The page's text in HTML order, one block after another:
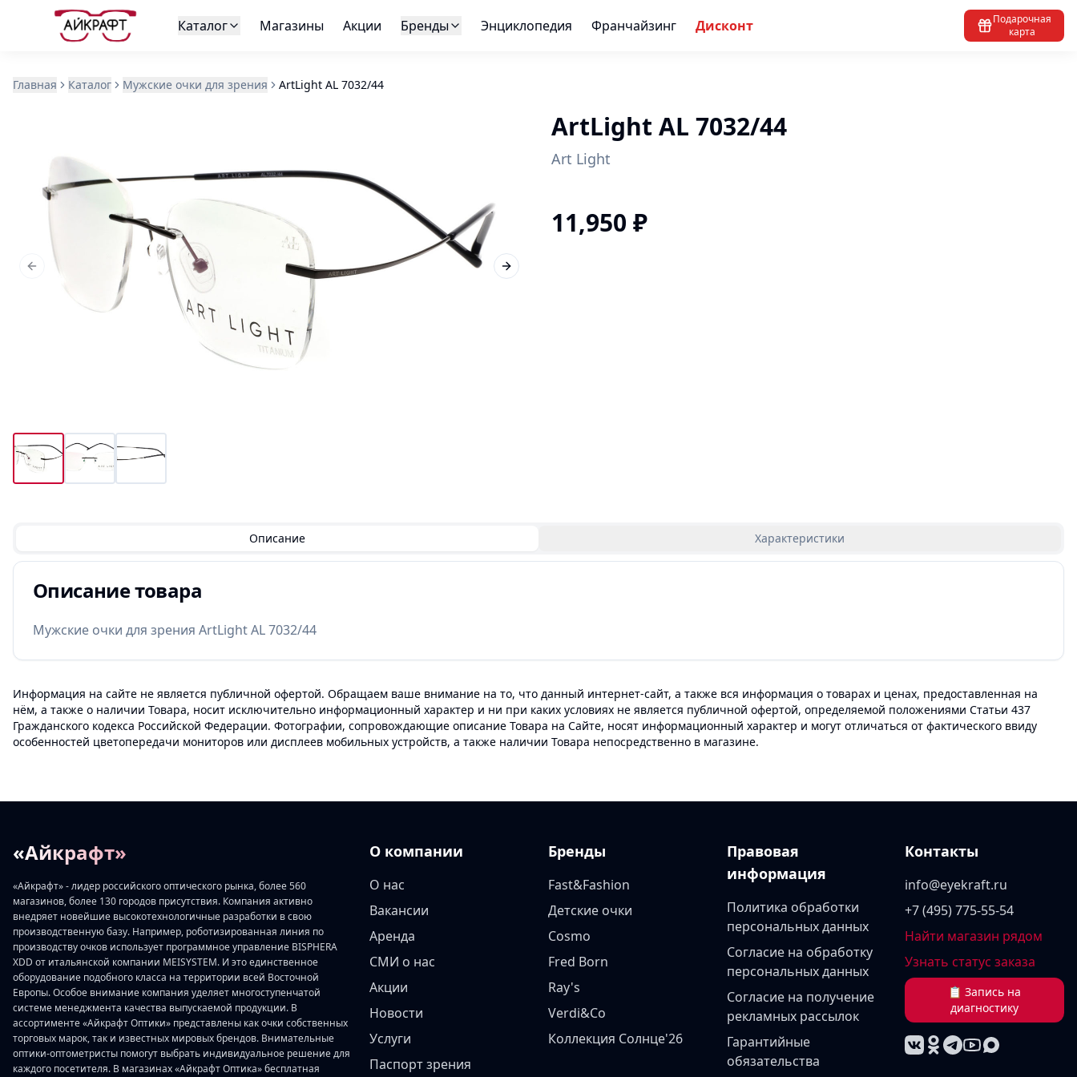
Каталог Магазины Акции Бренды Энциклопедия Франчайзинг Дисконт
Подарочная
карта
Главная Каталог Мужские очки для зрения ArtLight AL 7032/44
Previous slide Next slide
ArtLight AL 7032/44
Art Light
11,950 ₽
Описание Характеристики
Описание товара
Мужские очки для зрения ArtLight AL 7032/44
Информация на сайте не является публичной офертой. Обращаем ваше внимание на то, что данный интернет-сайт, а также вся информация о товарах и ценах, предоставленная на
нём, а также о наличии Товара, носит исключительно информационный характер и ни при каких условиях не является публичной офертой, определяемой положениями Статьи 437
Гражданского кодекса Российской Федерации. Фотографии, сопровождающие описание Товара на Сайте, носят информационный характер и могут отличаться от фактического ввиду
особенностей цветопередачи мониторов или дисплеев мобильных устройств, а также наличии Товара непосредственно в магазине.
«Айкрафт»
«Айкрафт» - лидер российского оптического рынка, более 560
магазинов, более 130 городов присутствия. Компания активно
внедряет новейшие высокотехнологичные разработки в свою
производственную базу. Например, роботизированная линия по
производству очков использует программное управление BISPHERA
XDD от итальянской компании MEISYSTEM. И это единственное
оборудование подобного класса на территории всей Восточной
Европы. Особое внимание компания уделяет многоступенчатой
системе менеджмента качества выпускаемой продукции. В
ассортименте «Айкрафт Оптики» представлены как очки собственных
торговых марок, так и известных мировых брендов. Внимательные
оптики-оптометристы помогут выбрать индивидуальное решение для
каждого посетителя. В магазинах «Айкрафт Оптика» бесплатная
О компании
О нас
Вакансии
Аренда
СМИ о нас
Акции
Новости
Услуги
Паспорт зрения
Бренды
Fast&Fashion
Детские очки
Cosmo
Fred Born
Ray's
Verdi&Co
Коллекция Солнце'26
Правовая
информация
Политика обработки
персональных данных
Согласие на обработку
персональных данных
Согласие на получение
рекламных рассылок
Гарантийные
обязательства
Контакты
info@eyekraft.ru
+7 (495) 775-55-54
Найти магазин рядом
Узнать статус заказа
📋 Запись на
диагностику